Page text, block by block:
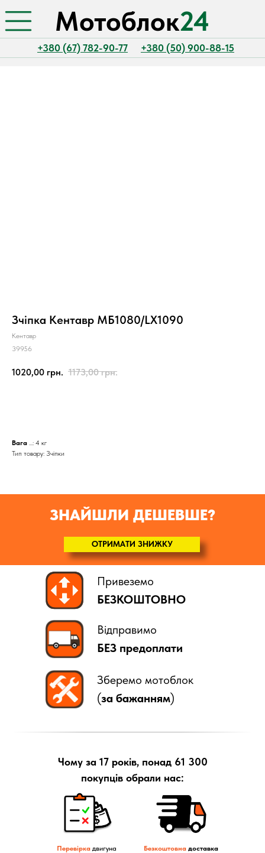
Мотоблок24
+380 (67) 782-90-77 +380 (50) 900-88-15
Зчіпка Кентавр МБ1080/LX1090
Кентавр
39956
1020,00 грн. 1173,00 грн.
Вага ...: 4 кг
Тип товару: Зчіпки
ЗНАЙШЛИ ДЕШЕВШЕ?
ОТРИМАТИ ЗНИЖКУ
Відправимо
БЕЗ предоплати
Привеземо
БЕЗКОШТОВНО
Зберемо мотоблок
(за бажанням)
Чому за 17 років, понад 61 300
покупців обрали нас:
Перевірка двигуна
Безкоштовна доставка